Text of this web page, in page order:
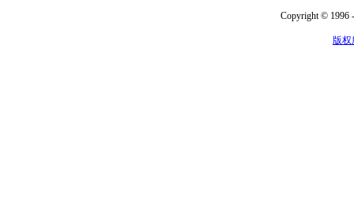
Copyright © 1996
版权